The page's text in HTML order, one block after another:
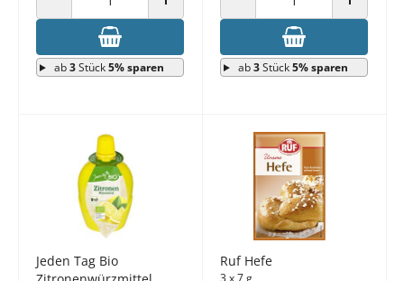
ANZAHL VERRINGERN ANZAHL ERHÖHEN
ab3Stück5% sparen
ANZAHL VERRINGERN ANZAHL
ab3Stück5% sparen
Jeden Tag Bio
Ruf Hefe
3 x 7 g